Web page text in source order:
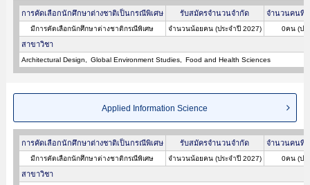
การคัดเลือกนักศึกษาต่างชาติเป็นกรณีพิเศษ รับสมัครจำนวนจำกัด จำนวนคนที่
มีการคัดเลือกนักศึกษาต่างชาติกรณีพิเศษ จำนวนน้อยคน (ประจำปี 2027) 0คน (ปร
สาขาวิชา
Architectural Design Global Environment Studies Food and Health Sciences
Applied Information Science
การคัดเลือกนักศึกษาต่างชาติเป็นกรณีพิเศษ รับสมัครจำนวนจำกัด จำนวนคนที่
มีการคัดเลือกนักศึกษาต่างชาติกรณีพิเศษ จำนวนน้อยคน (ประจำปี 2027) 0คน (ปร
สาขาวิชา